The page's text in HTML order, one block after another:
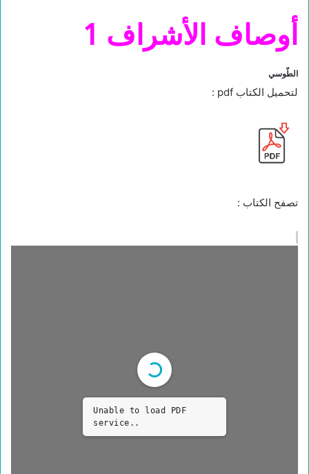
أوصاف الأشراف 1
الطّوسي
لتحميل الكتاب pdf :
تصفح الكتاب :
Unable to load PDF
service..